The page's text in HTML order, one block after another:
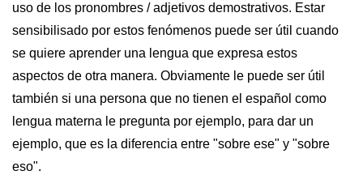
uso de los pronombres / adjetivos demostrativos. Estar
sensibilisado por estos fenómenos puede ser útil cuando
se quiere aprender una lengua que expresa estos
aspectos de otra manera. Obviamente le puede ser útil
también si una persona que no tienen el español como
lengua materna le pregunta por ejemplo, para dar un
ejemplo, que es la diferencia entre "sobre ese" y "sobre
eso".